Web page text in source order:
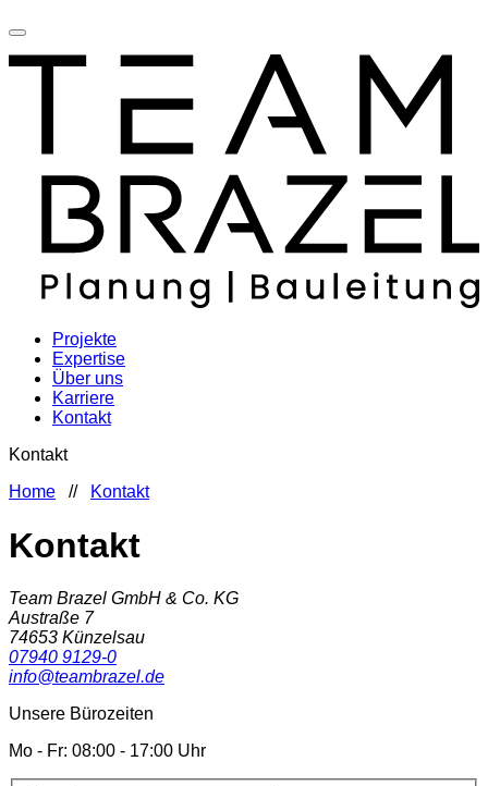
Projekte
Expertise
Über uns
Karriere
Kontakt
Kontakt
Home // Kontakt
Kontakt
Team Brazel GmbH & Co. KG
Austraße 7
74653 Künzelsau
07940 9129-0
info@teambrazel.de
Unsere Bürozeiten
Mo - Fr: 08:00 - 17:00 Uhr